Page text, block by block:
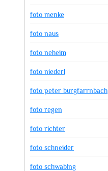
foto menke
foto naus
foto neheim
foto niederl
foto peter burgfarrnbach
foto regen
foto richter
foto schneider
foto schwabing